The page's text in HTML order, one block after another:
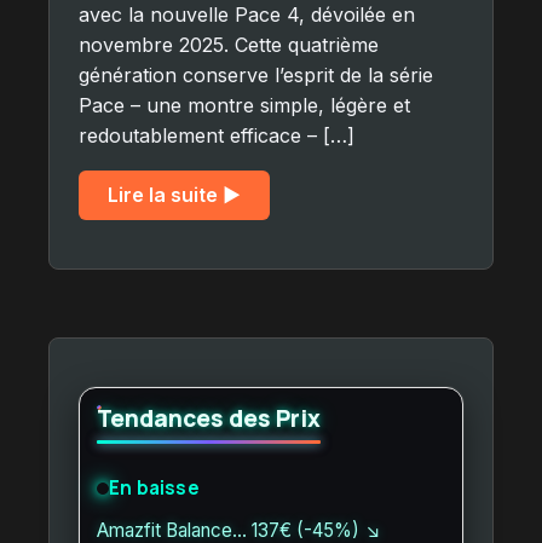
avec la nouvelle Pace 4, dévoilée en
novembre 2025. Cette quatrième
génération conserve l’esprit de la série
Pace – une montre simple, légère et
redoutablement efficace – […]
Lire la suite ▶︎
Tendances des Prix
En baisse
Amazfit Balance… 137€ (-45%) ↘